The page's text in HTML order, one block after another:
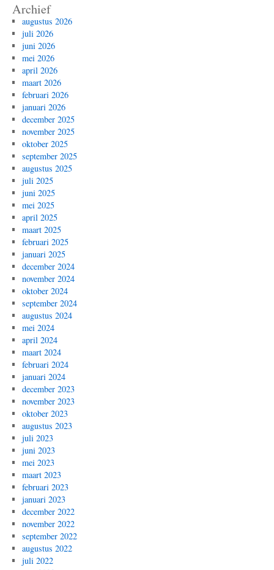
Archief
augustus 2026
juli 2026
juni 2026
mei 2026
april 2026
maart 2026
februari 2026
januari 2026
december 2025
november 2025
oktober 2025
september 2025
augustus 2025
juli 2025
juni 2025
mei 2025
april 2025
maart 2025
februari 2025
januari 2025
december 2024
november 2024
oktober 2024
september 2024
augustus 2024
mei 2024
april 2024
maart 2024
februari 2024
januari 2024
december 2023
november 2023
oktober 2023
augustus 2023
juli 2023
juni 2023
mei 2023
maart 2023
februari 2023
januari 2023
december 2022
november 2022
september 2022
augustus 2022
juli 2022